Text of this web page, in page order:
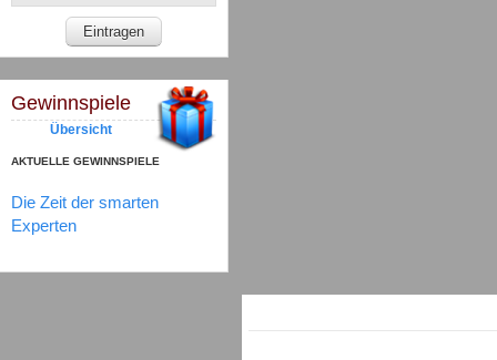
Gewinnspiele
Übersicht
AKTUELLE GEWINNSPIELE
Die Zeit der smarten
Experten